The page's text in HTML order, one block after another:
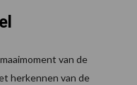
van de
herkennen van de